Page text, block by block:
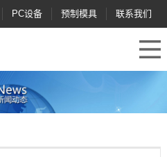
联系我们
预制模具
PC设备